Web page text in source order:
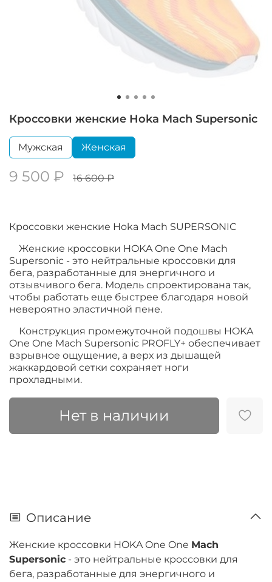
Кроссовки женские Hoka Mach Supersonic
Мужская Женская
9 500 ₽ 16 600 ₽
Нет в наличии
Кроссовки женские Hoka Mach SUPERSONIC
Женские кроссовки HOKA One One Mach
Supersonic - это нейтральные кроссовки для
бега, разработанные для энергичного и
отзывчивого бега. Модель спроектирована так,
чтобы работать еще быстрее благодаря новой
невероятно эластичной пене.
Конструкция промежуточной подошвы HOKA
One One Mach Supersonic PROFLY+ обеспечивает
взрывное ощущение, а верх из дышащей
жаккардовой сетки сохраняет ноги
прохладными.
Описание
Женские кроссовки HOKA One One Mach
Supersonic - это нейтральные кроссовки для
бега, разработанные для энергичного и